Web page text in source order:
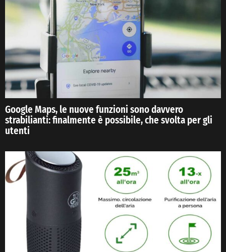
Google Maps, le nuove funzioni sono davvero
strabilianti: finalmente è possibile, che svolta per gli
utenti